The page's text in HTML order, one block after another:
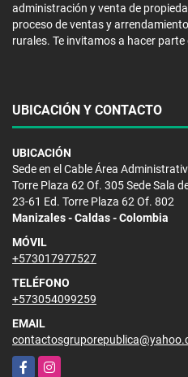
administración y venta de
proceso de ventas y
rurales. Te invitamos a hacer parte
UBICACIÓN Y CONTACTO
UBICACIÓN
Sede en el Cable Área
Torre Plaza 62 Of. 305 Sede Sala
23-61 Ed. Torre Plaza 62 Of. 802
Manizales - Caldas - Colombia
MÓVIL
+573017977527
TELÉFONO
+573054099259
EMAIL
FacebookInstagram